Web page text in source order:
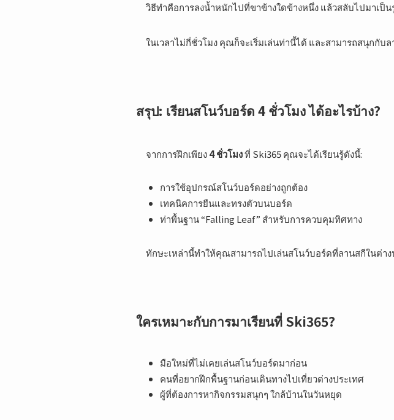
วิธีทำคือการลงน้ำหนักไปที่ขาข้างใดข้างหนึ่ง แล้วสลับไปมาเป็
ในเวลาไม่กี่ชั่วโมง คุณก็จะเริ่มเล่นท่านี้ได้ และสามารถสนุกกับ
สรุป: เรียนสโนว์บอร์ด 4 ชั่วโมง ได้อะไรบ้าง?
จากการฝึกเพียง4 ชั่วโมงที่ Ski365 คุณจะได้เรียนรู้ดังนี้:
การใช้อุปกรณ์สโนว์บอร์ดอย่างถูกต้อง
เทคนิคการยืนและทรงตัวบนบอร์ด
ท่าพื้นฐาน “Falling Leaf” สำหรับการควบคุมทิศทาง
ทักษะเหล่านี้ทำให้คุณสามารถไปเล่นสโนว์บอร์ดที่ลานสกีในต่า
ใครเหมาะกับการมาเรียนที่ Ski365?
มือใหม่ที่ไม่เคยเล่นสโนว์บอร์ดมาก่อน
คนที่อยากฝึกพื้นฐานก่อนเดินทางไปเที่ยวต่างประเทศ
ผู้ที่ต้องการหากิจกรรมสนุกๆ ใกล้บ้านในวันหยุด